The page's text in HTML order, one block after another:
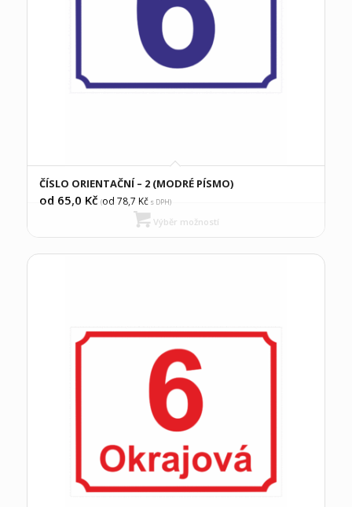
ČÍSLO ORIENTAČNÍ – 2 (MODRÉ PÍSMO)
od 65,0 Kč (od 78,7 Kčs DPH)
Výběr možností